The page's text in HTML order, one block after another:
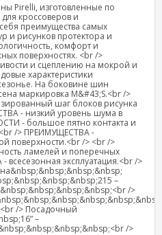
Pirelli, изготовленные по
кроссоверов и
преимущества самых
и рисунков протектора и
комфорт и
поверхностях. <br />
и сцеплению на мокрой и
характеристики
На боковине шин
маркировка M&#43;S.<br />
шаг блоков рисунка
- низкий уровень шума в
- большое пятно контакта и
/> ПРЕИМУЩЕСТВА -
поверхности.<br /> <br />
ламелей и поперечных
эксплуатация.<br />
–
/>
/> Посадочный
–
/>